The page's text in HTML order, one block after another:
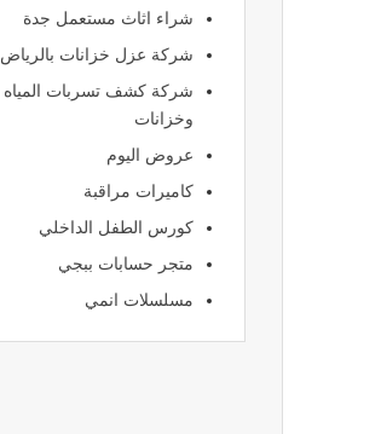
شراء اثاث مستعمل جدة
شركة عزل خزانات بالرياض
شركة كشف تسربات المياه
وخزانات
عروض اليوم
كاميرات مراقبة
كورس الطفل الداخلي
متجر حسابات ببجي
مسلسلات انمي